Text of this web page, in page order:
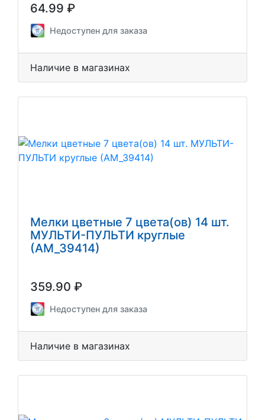
64.99 ₽
Недоступен для заказа
Наличие в магазинах
Мелки цветные 7 цвета(ов) 14 шт.
МУЛЬТИ-ПУЛЬТИ круглые
(АМ_39414)
359.90 ₽
Недоступен для заказа
Наличие в магазинах